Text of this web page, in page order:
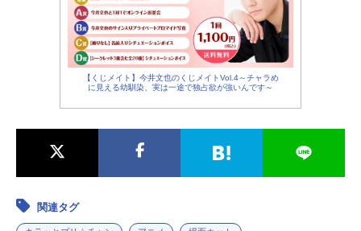
【くじメイト】今井文也のくじメイトVol.4～チャラめ
に見える幼馴染、実は一途で独占欲が強いんです～
関連タグ